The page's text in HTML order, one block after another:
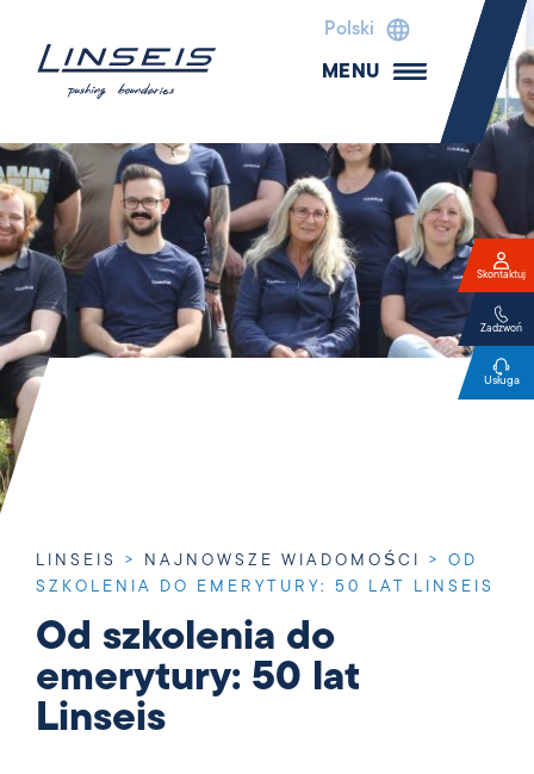
Polski
MENU
LINSEIS > NAJNOWSZE WIADOMOŚCI > OD
SZKOLENIA DO EMERYTURY: 50 LAT LINSEIS
Od szkolenia do
emerytury: 50 lat
Linseis
Skontaktuj
Zadzwoń
Usługa